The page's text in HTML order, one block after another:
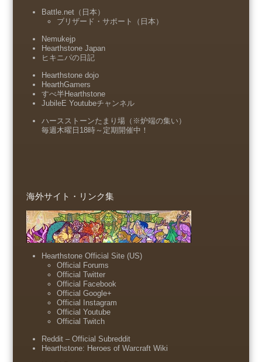
Battle.net（日本）
ブリザード・サポート（日本）
Nemukejp
Hearthstone Japan
ヒキニパの日記
Hearthstone dojo
HearthGamers
すべ半Hearthstone
JubileE Youtubeチャンネル
ハースストーンたまり場（※炉端の集い）
毎週木曜日18時～定期開催中！
海外サイト・リンク集
Hearthstone Official Site (US)
Official Forums
Official Twitter
Official Facebook
Official Google+
Official Instagram
Official Youtube
Official Twitch
Reddit – Official Subreddit
Hearthstone: Heroes of Warcraft Wiki